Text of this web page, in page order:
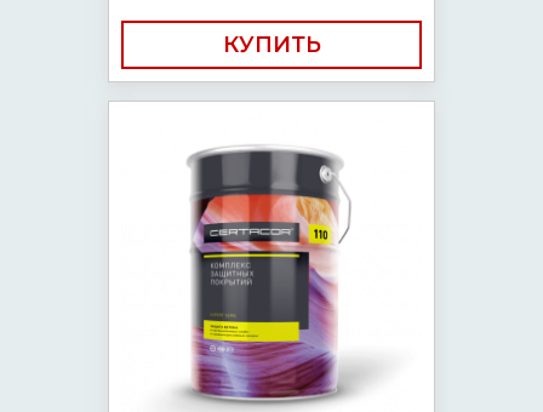
КУПИТЬ